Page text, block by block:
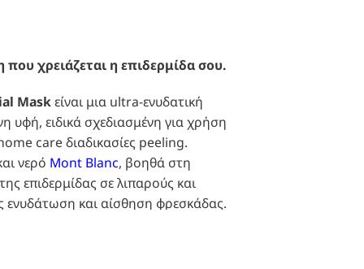
χρειάζεται η επιδερμίδα σου.
Maskείναι μια ultra-ενυδατική
υφή, ειδικά σχεδιασμένη για χρήση
care διαδικασίες peeling.
νερό Mont Blanc, βοηθά στη
επιδερμίδας σε λιπαρούς και
ενυδάτωση και αίσθηση φρεσκάδας.